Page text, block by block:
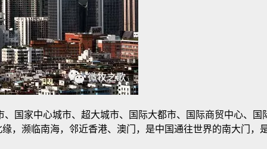
国家中心城市、超大城市、国际大都市、国际商贸中心、
，濒临南海，邻近香港、澳门，是中国通往世界的南大门，